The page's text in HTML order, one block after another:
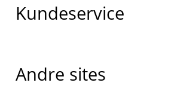
Kundeservice
Andre sites